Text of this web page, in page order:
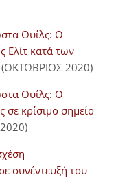
Ουίλς: Ο
Ελίτ κατά των
(ΟΚΤΩΒΡΙΟΣ 2020)
Ουίλς: Ο
κρίσιμο σημείο
συνέντευξή του